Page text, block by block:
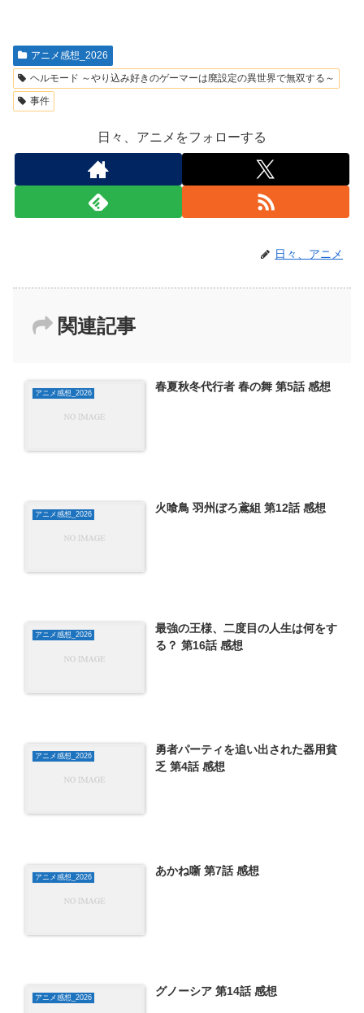
アニメ感想_2026
ヘルモード ～やり込み好きのゲーマーは廃設定の異世界で無双する～
事件
日々、アニメをフォローする
日々、アニメ
関連記事
アニメ感想_2026 春夏秋冬代行者 春の舞 第5話 感想
アニメ感想_2026 火喰鳥 羽州ぼろ鳶組 第12話 感想
アニメ感想_2026
最強の王様、二度目の人生は何をす
る？ 第16話 感想
アニメ感想_2026
勇者パーティを追い出された器用貧
乏 第4話 感想
アニメ感想_2026 あかね噺 第7話 感想
アニメ感想_2026 グノーシア 第14話 感想